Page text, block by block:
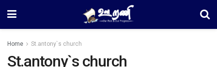
Home St.antony`s church
St.antony`s church